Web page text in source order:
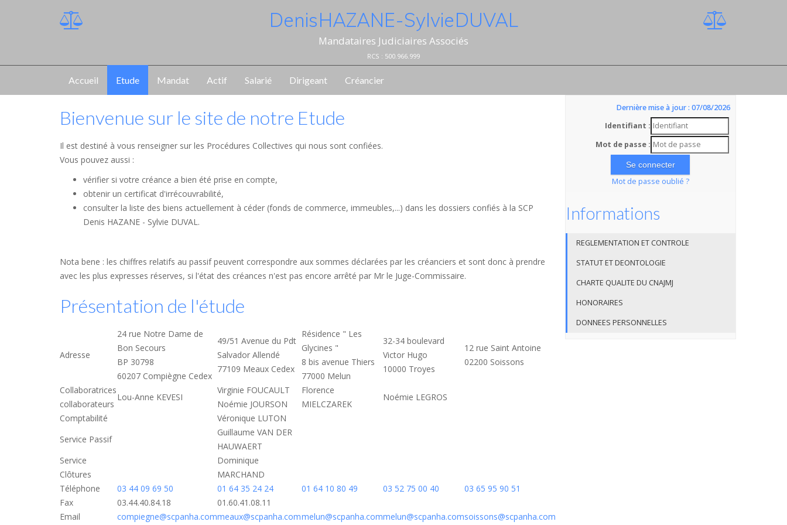
Denis HAZANE - Sylvie DUVAL
Mandataires Judiciaires Associés
RCS : 500.966.999
Accueil Etude Mandat Actif Salarié Dirigeant Créancier
Bienvenue sur le site de notre Etude
Il est destiné à vous renseigner sur les Procédures Collectives qui nous sont confiées.
Vous pouvez aussi :
vérifier si votre créance a bien été prise en compte,
obtenir un certificat d'irrécouvrabilité,
consulter la liste des biens actuellement à céder (fonds de commerce, immeubles,...) dans les dossiers confiés à la SCP
Denis HAZANE - Sylvie DUVAL.
Nota bene : les chiffres relatifs au passif peuvent correspondre aux sommes déclarées par les créanciers et sont donc à prendre
avec les plus expresses réserves, si l'état des créances n'est pas encore arrêté par Mr le Juge-Commissaire.
Présentation de l'étude
Adresse
24 rue Notre Dame de
Bon Secours
BP 30798
60207 Compiègne Cedex
49/51 Avenue du Pdt
Salvador Allendé
77109 Meaux Cedex
Résidence " Les
Glycines "
8 bis avenue Thiers
77000 Melun
32-34 boulevard
Victor Hugo
10000 Troyes
12 rue Saint Antoine
02200 Soissons
Collaboratrices
collaborateurs
Lou-Anne KEVESI
Virginie FOUCAULT
Noémie JOURSON
Florence
MIELCZAREK
Noémie LEGROS
Comptabilité
Véronique LUTON
Service Passif
Guillaume VAN DER
HAUWAERT
Service
Clôtures
Dominique
MARCHAND
Téléphone
03 44 09 69 50 01 64 35 24 24 01 64 10 80 49 03 52 75 00 40
03 65 95 90 51
Fax
03.44.40.84.18
01.60.41.08.11
Email
compiegne@scpanha.commeaux@scpanha.commelun@scpanha.commelun@scpanha.comsoissons@scpanha.com
Dernière mise à jour : 07/08/2026
Identifiant :
Mot de passe :
Mot de passe oublié ?
Informations
REGLEMENTATION ET CONTROLE
STATUT ET DEONTOLOGIE
CHARTE QUALITE DU CNAJMJ
HONORAIRES
DONNEES PERSONNELLES